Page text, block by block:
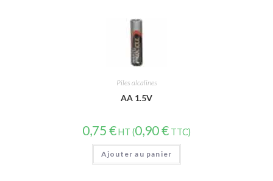
Piles alcalines
AA 1.5V
0,75 €HT (0,90€ TTC)
Ajouter au panier